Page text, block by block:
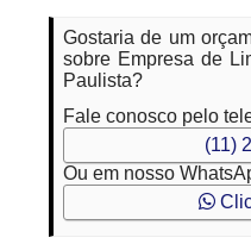
Gostaria de um
sobre Empresa de
Paulista?
Fale conosco pelo
(11)
Ou em nosso